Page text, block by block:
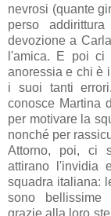
nevrosi (quante
perso
devozione a
l'amica. E poi ci
anoressia e chi è
i suoi tanti
conosce Martina
per motivare la
nonché per
Attorno, poi, ci
attirano l'invidia
squadra italiana:
sono
grazie alla loro